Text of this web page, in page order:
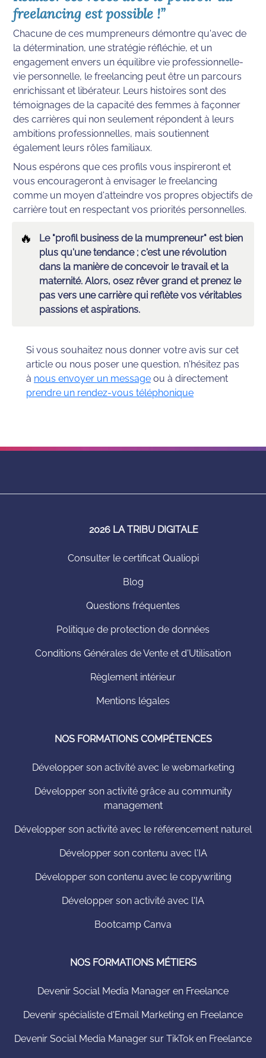
freelancing est possible !”
Chacune de ces mumpreneurs démontre qu'avec de
la détermination, une stratégie réfléchie, et un
engagement envers un équilibre vie professionnelle-
vie personnelle, le freelancing peut être un parcours
enrichissant et libérateur. Leurs histoires sont des
témoignages de la capacité des femmes à façonner
des carrières qui non seulement répondent à leurs
ambitions professionnelles, mais soutiennent
également leurs rôles familiaux.
Nous espérons que ces profils vous inspireront et
vous encourageront à envisager le freelancing
comme un moyen d'atteindre vos propres objectifs de
🔥
Le "profil business de la mumpreneur" est bien
plus qu'une tendance ; c'est une révolution
dans la manière de concevoir le travail et la
maternité. Alors, osez rêver grand et prenez le
pas vers une carrière qui reflète vos véritables
passions et aspirations.
Si vous souhaitez nous donner votre avis sur cet
article ou nous poser une question, n'hésitez pas
à nous envoyer un message ou à directement
prendre un rendez-vous téléphonique
2026 LA TRIBU DIGITALE
Consulter le certificat Qualiopi
Blog
Questions fréquentes
Politique de protection de données
Conditions Générales de Vente et d'Utilisation
Règlement intérieur
Mentions légales
NOS FORMATIONS COMPÉTENCES
Développer son activité avec le webmarketing
Développer son activité grâce au community
management
Développer son activité avec le référencement naturel
Développer son contenu avec l'IA
Développer son contenu avec le copywriting
Développer son activité avec l'IA
Bootcamp Canva
NOS FORMATIONS MÉTIERS
Devenir Social Media Manager en Freelance
Devenir spécialiste d'Email Marketing en Freelance
Devenir Social Media Manager sur TikTok en Freelance